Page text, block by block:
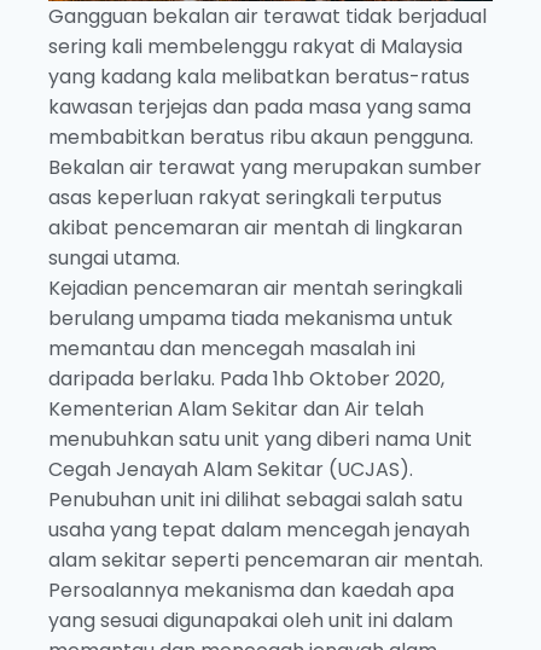
Gangguan bekalan air terawat tidak berjadual
sering kali membelenggu rakyat di Malaysia
yang kadang kala melibatkan beratus-ratus
kawasan terjejas dan pada masa yang sama
membabitkan beratus ribu akaun pengguna.
Bekalan air terawat yang merupakan sumber
asas keperluan rakyat seringkali terputus
akibat pencemaran air mentah di lingkaran
sungai utama.
Kejadian pencemaran air mentah seringkali
berulang umpama tiada mekanisma untuk
memantau dan mencegah masalah ini
daripada berlaku. Pada 1hb Oktober 2020,
Kementerian Alam Sekitar dan Air telah
menubuhkan satu unit yang diberi nama Unit
Cegah Jenayah Alam Sekitar (UCJAS).
Penubuhan unit ini dilihat sebagai salah satu
usaha yang tepat dalam mencegah jenayah
alam sekitar seperti pencemaran air mentah.
Persoalannya mekanisma dan kaedah apa
yang sesuai digunapakai oleh unit ini dalam